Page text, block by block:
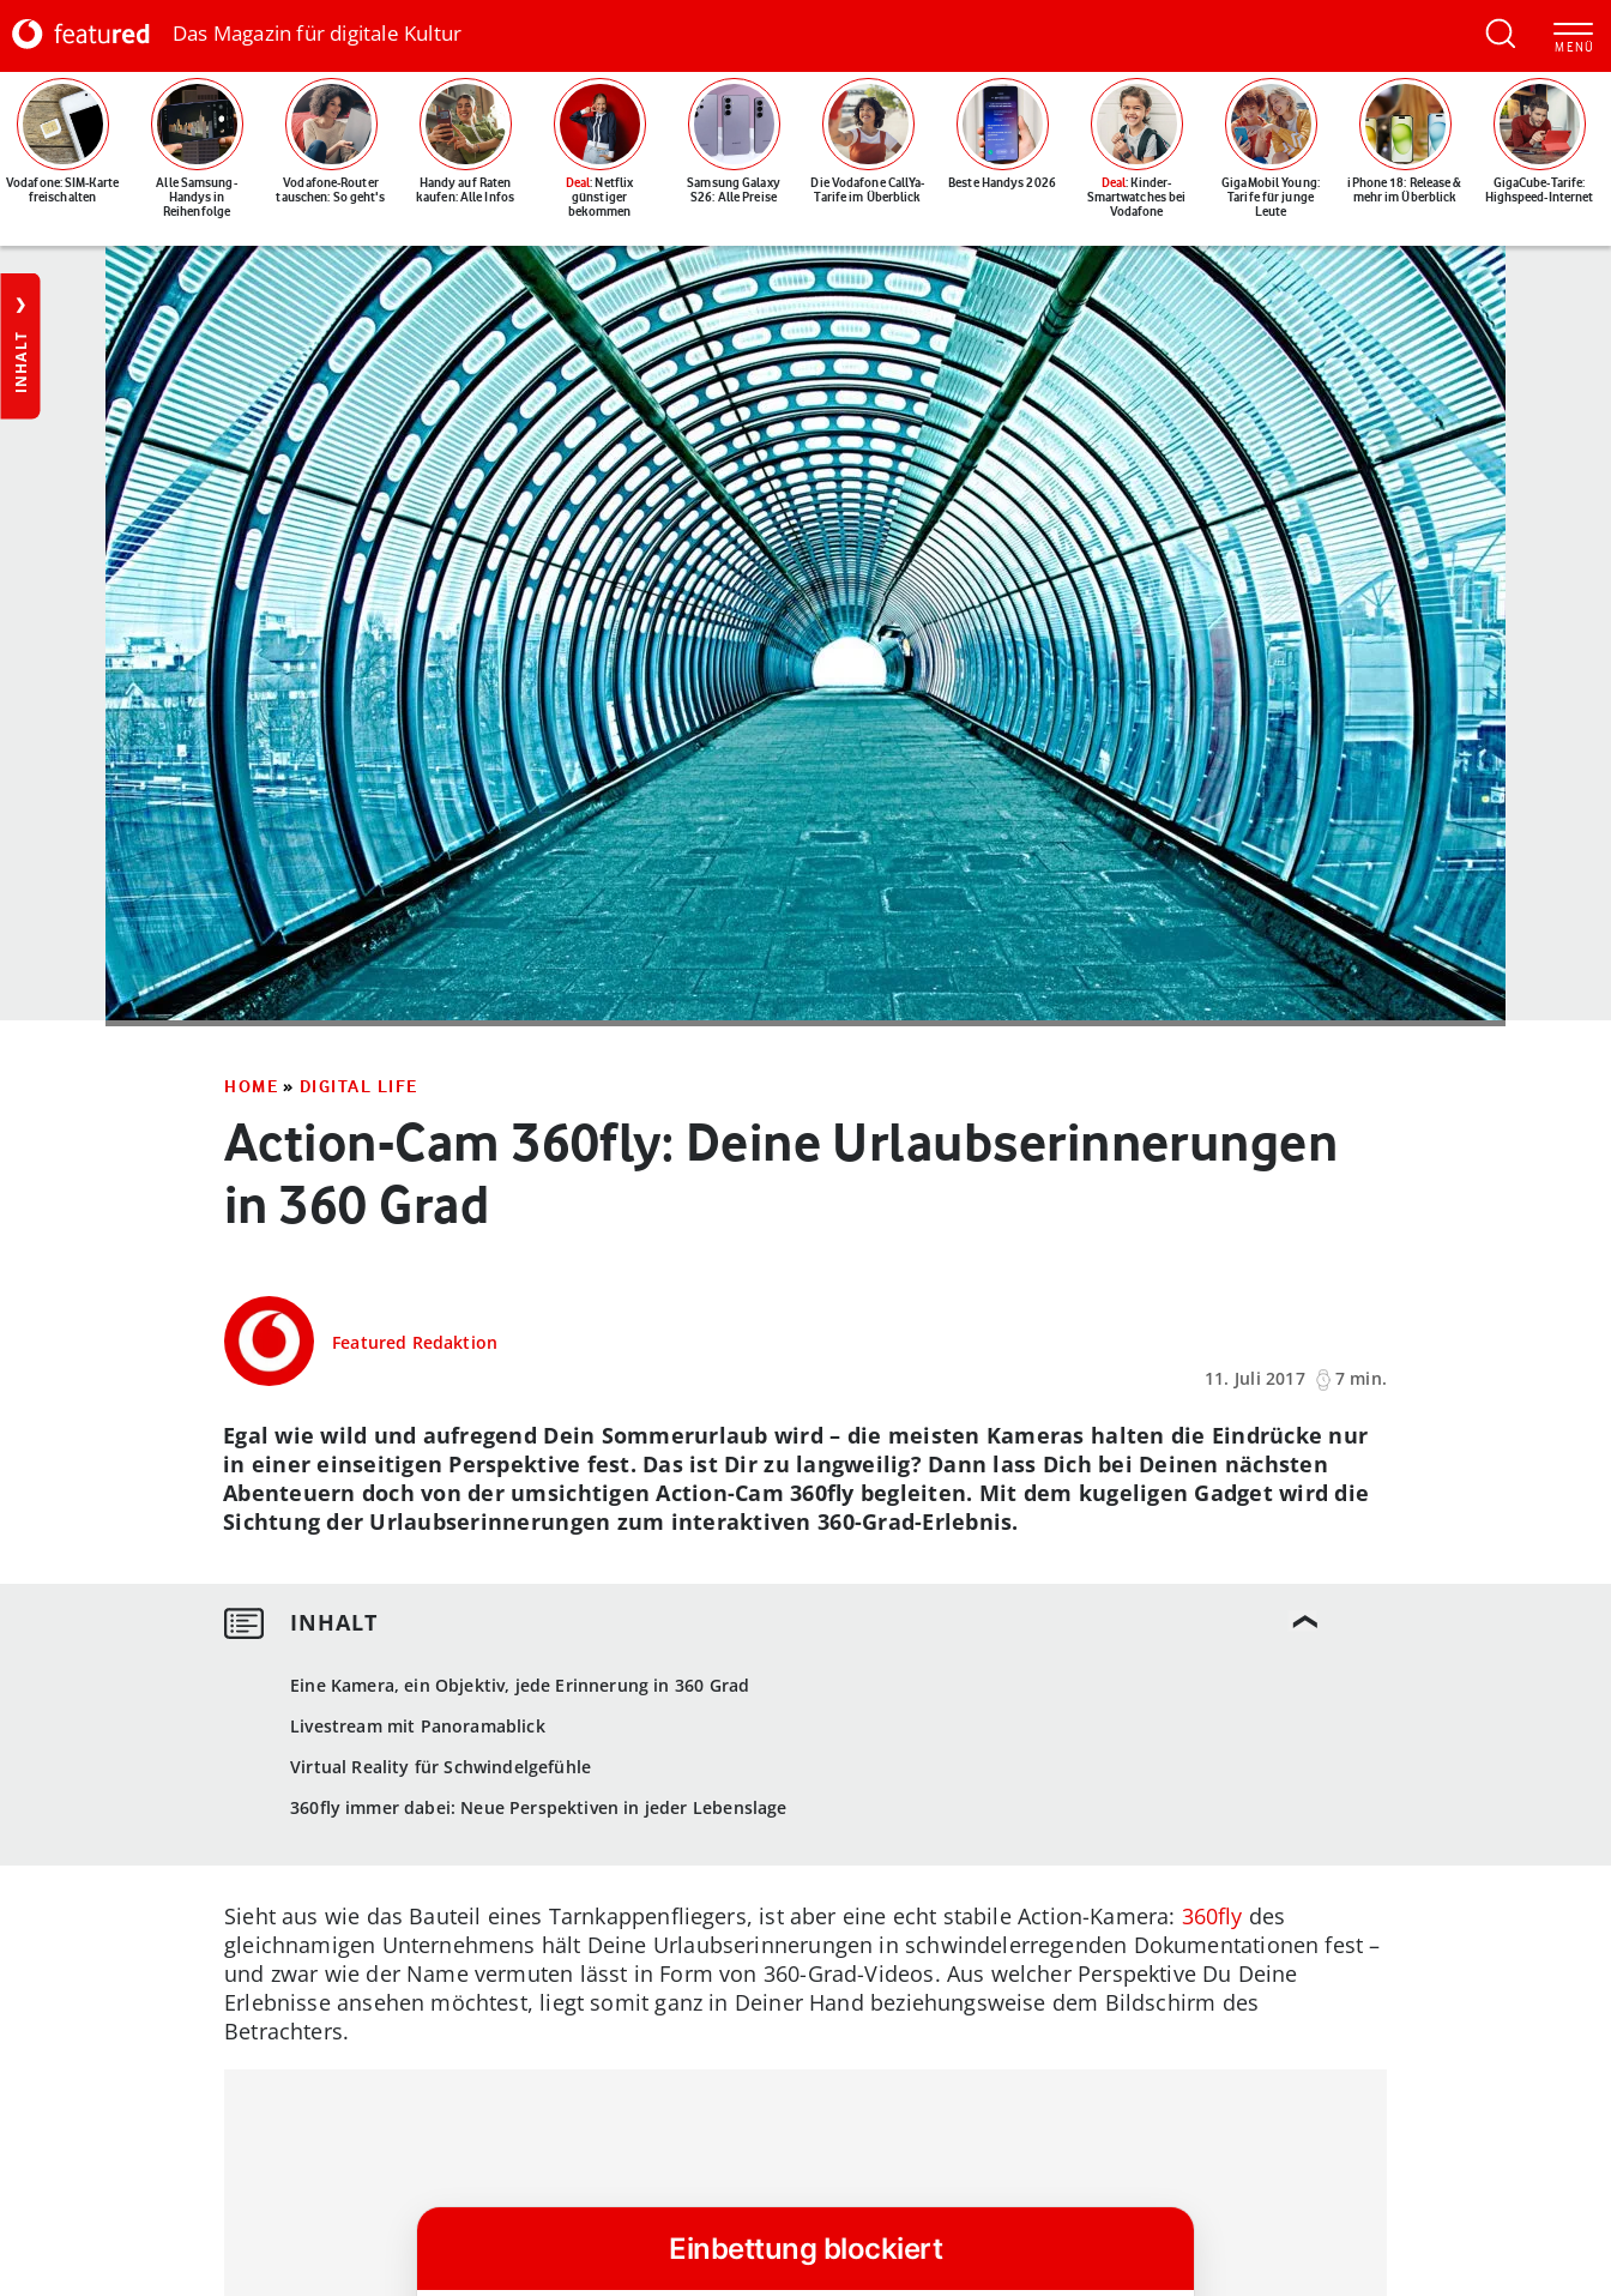
Das Magazin für digitale Kultur
Vodafone: SIM-Karte
freischalten
Alle Samsung-
Handys in
Reihenfolge
Vodafone-Router
tauschen: So geht's
Handy auf Raten
kaufen: Alle Infos
Deal: Netflix
günstiger
bekommen
Samsung Galaxy
S26: Alle Preise
Die Vodafone CallYa-
Tarife im Überblick
Beste Handys 2026 Deal: Kinder-
Smartwatches bei
Vodafone
GigaMobil Young:
Tarife für junge
Leute
iPhone 18: Release &
mehr im Überblick
GigaCube-Tarife:
Highspeed-Internet
INHALT
HOME » DIGITAL LIFE
Action-Cam 360fly: Deine Urlaubserinnerungen
in 360 Grad
Featured Redaktion
11. Juli 2017
7 min.
Eine Kamera, ein Objektiv, jede Erinnerung in 360 Grad
Livestream mit Panoramablick
Virtual Reality für Schwindelgefühle
360fly immer dabei: Neue Perspektiven in jeder Lebenslage
Egal wie wild und aufregend Dein Sommerurlaub wird – die meisten Kameras halten die Eindrücke nur
in einer einseitigen Perspektive fest. Das ist Dir zu langweilig? Dann lass Dich bei Deinen nächsten
Abenteuern doch von der umsichtigen Action-Cam 360fly begleiten. Mit dem kugeligen Gadget wird die
Sichtung der Urlaubserinnerungen zum interaktiven 360-Grad-Erlebnis.
Sieht aus wie das Bauteil eines Tarnkappenfliegers, ist aber eine echt stabile Action-Kamera: 360fly des
gleichnamigen Unternehmens hält Deine Urlaubserinnerungen in schwindelerregenden Dokumentationen fest –
und zwar wie der Name vermuten lässt in Form von 360-Grad-Videos. Aus welcher Perspektive Du Deine
Erlebnisse ansehen möchtest, liegt somit ganz in Deiner Hand beziehungsweise dem Bildschirm des
Betrachters.